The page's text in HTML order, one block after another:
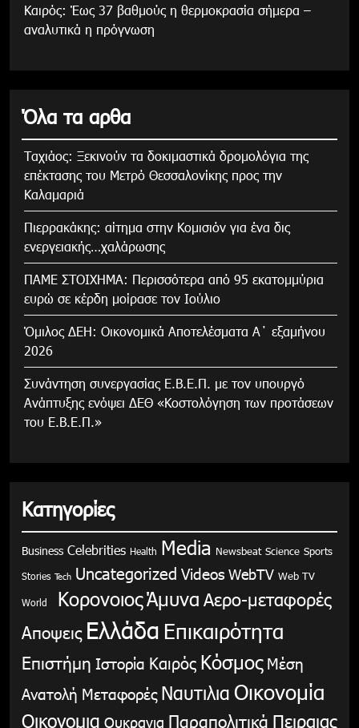
Καιρός: Έως 37 βαθμούς η θερμοκρασία σήμερα –
αναλυτικά η πρόγνωση
Όλα τα αρθα
Tαχιάος: Ξεκινούν τα δοκιμαστικά δρομολόγια της
επέκτασης του Μετρό Θεσσαλονίκης προς την
Καλαμαριά
Πιερρακάκης: αίτημα στην Κομισιόν για ένα δις
ενεργειακής…χαλάρωσης
ΠΑΜΕ ΣΤΟΙΧΗΜΑ: Περισσότερα από 95 εκατομμύρια
ευρώ σε κέρδη μοίρασε τον Ιούλιο
Όμιλος ΔΕΗ: Οικονομικά Αποτελέσματα Α΄ εξαμήνου
2026
Συνάντηση συνεργασίας Ε.Β.Ε.Π. με τον υπουργό
Ανάπτυξης ενόψει ΔΕΘ «Κοστολόγηση των προτάσεων
του Ε.Β.Ε.Π.»
Κατηγορίες
Business Celebrities Health Media Newsbeat Science Sports
Stories Tech Uncategorized Videos WebTV Web TV
World ΚορονοιοςΆμυνα Αερο-μεταφορές
Αποψεις Ελλάδα Επικαιρότητα
Επιστήμη Ιστορία Καιρός Κόσμος Μέση
Ανατολή Μεταφορές Ναυτιλια Οικονομία
Οικονομια Ουκρανια Παραπολιτικά Πειραιας